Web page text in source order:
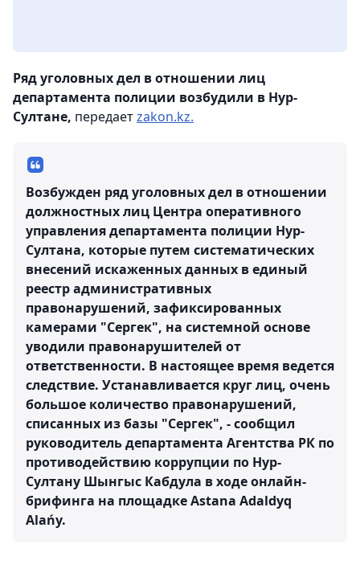
Ряд уголовных дел в отношении лиц
департамента полиции возбудили в Нур-
Султане, передаетzakon.kz.
Возбужден ряд уголовных дел в отношении
должностных лиц Центра оперативного
управления департамента полиции Нур-
Султана, которые путем систематических
внесений искаженных данных в единый
реестр административных
правонарушений, зафиксированных
камерами "Сергек", на системной основе
уводили правонарушителей от
ответственности. В настоящее время ведется
следствие. Устанавливается круг лиц, очень
большое количество правонарушений,
списанных из базы "Сергек", - сообщил
руководитель департамента Агентства РК по
противодействию коррупции по Нур-
Султану Шынгыс Кабдула в ходе онлайн-
брифинга на площадке Astana Adaldyq
Alańy.